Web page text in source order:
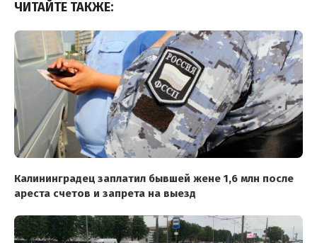
ЧИТАЙТЕ ТАКЖЕ:
Калининградец заплатил бывшей жене 1,6 млн после
ареста счетов и запрета на выезд